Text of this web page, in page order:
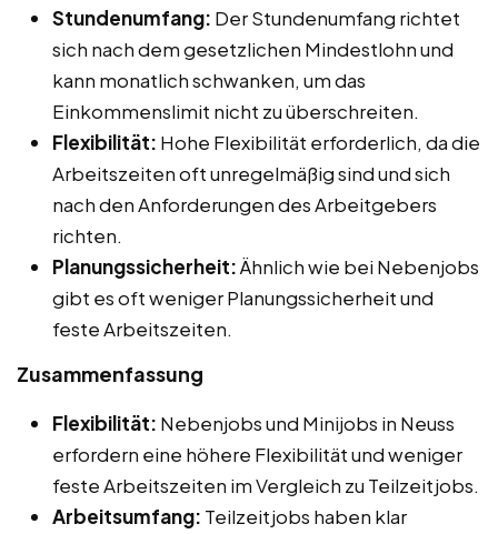
Stundenumfang: Der Stundenumfang richtet
sich nach dem gesetzlichen Mindestlohn und
kann monatlich schwanken, um das
Einkommenslimit nicht zu überschreiten.
Flexibilität: Hohe Flexibilität erforderlich, da die
Arbeitszeiten oft unregelmäßig sind und sich
nach den Anforderungen des Arbeitgebers
richten.
Planungssicherheit:Ähnlich wie bei Nebenjobs
gibt es oft weniger Planungssicherheit und
feste Arbeitszeiten.
Zusammenfassung
Flexibilität: Nebenjobs und Minijobs in Neuss
erfordern eine höhere Flexibilität und weniger
feste Arbeitszeiten im Vergleich zu Teilzeitjobs.
Arbeitsumfang: Teilzeitjobs haben klar